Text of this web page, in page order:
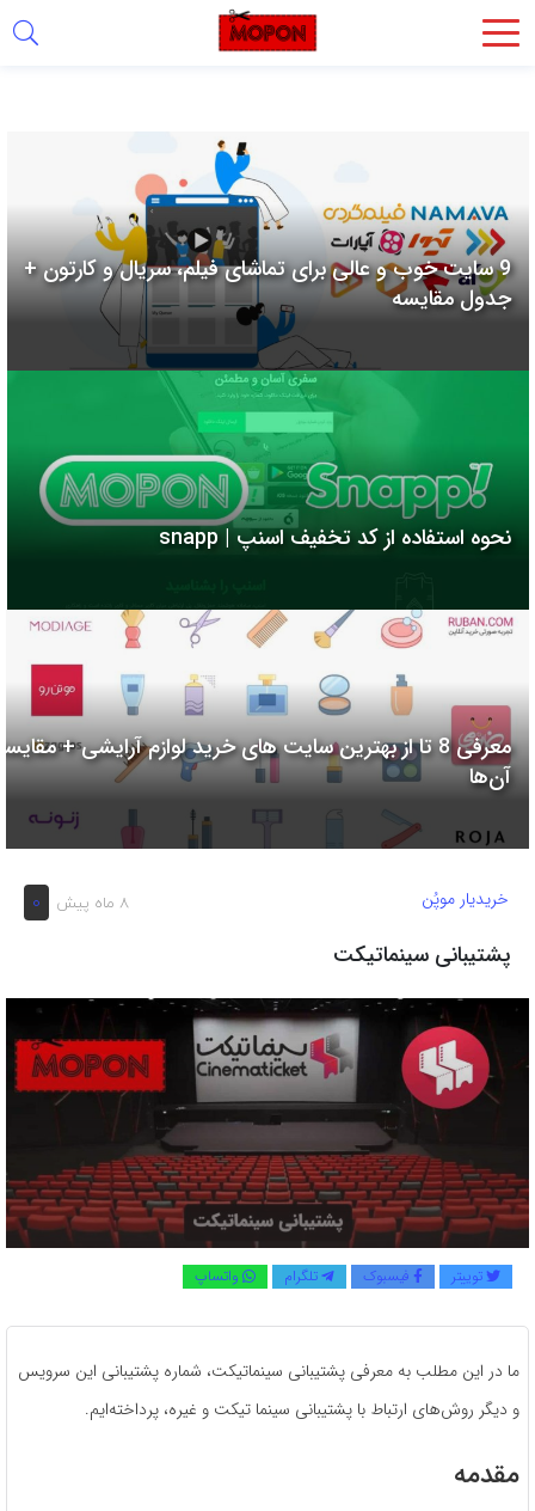
اشتراک
از
روش‌های
زیر
می‌توانید
صفحه
دوستان
خود
به
بگذارید.
لینک
9 سایت خوب و عالی برای تماشای فیلم، سریال و کارتون +
جدول مقایسه
نحوه استفاده از کد تخفیف اسنپ | snapp
معرفی 8 تا از بهترین سایت های خرید لوازم آرایشی +
آن‌ها
8 ماه پیش 0 خریدیار موپُن
پشتیبانی سینماتیکت
توییتر فیسبوک تلگرام واتساپ
ما در این مطلب به معرفی پشتیبانی سینماتیکت، شماره پشتیبانی این سرویس
و دیگر روش‌های ارتباط با پشتیبانی سینما تیکت و غیره، پرداخته‌ایم.
مقدمه